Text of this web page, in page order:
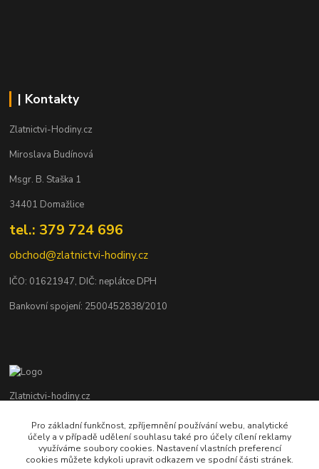
| Kontakty
Zlatnictvi-Hodiny.cz
Miroslava Budínová
Msgr. B. Staška 1
34401 Domažlice
tel.: 379 724 696
obchod@zlatnictvi-hodiny.cz
IČO: 01621947, DIČ: neplátce DPH
Bankovní spojení: 2500452838/2010
Zlatnictvi-hodiny.cz
+420 379 492 545
Po - Pá: 9,00 - 17,00 hod., So: 9,00 - 11,30 hod.
Pro základní funkčnost, zpříjemnění používání webu, analytické
účely a v případě udělení souhlasu také pro účely cílení reklamy
využíváme soubory cookies. Nastavení vlastních preferencí
cookies můžete kdykoli upravit odkazem ve spodní části stránek.